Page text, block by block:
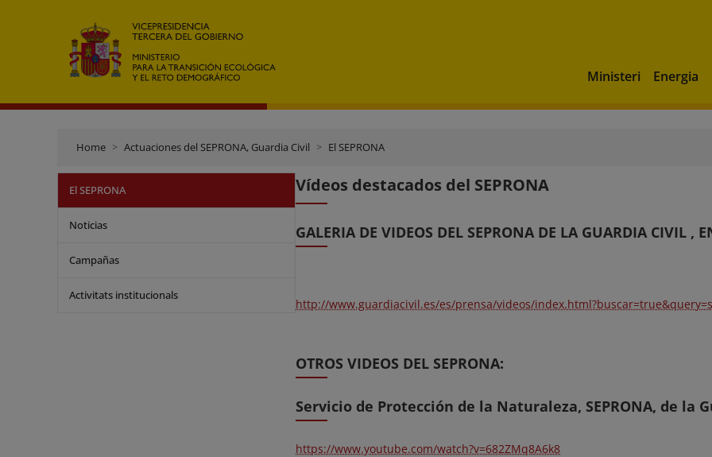
Ministeri Energia
Home Actuaciones del SEPRONA, Guardia Civil El SEPRONA
El SEPRONA
Noticias
Campañas
Activitats institucionals
Vídeos destacados del SEPRONA
GALERIA DE VIDEOS DEL SEPRONA DE LA GUARDIA CIVIL ,
http://www.guardiacivil.es/es/prensa/videos/
OTROS VIDEOS DEL SEPRONA:
Servicio de Protección de la Naturaleza, SEPRONA, de la
https://www.youtube.com/watch?v=682ZMq8A6k8